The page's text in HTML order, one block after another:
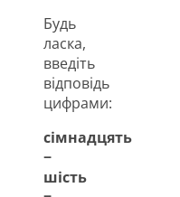
Будь
ласка,
введіть
відповідь
цифрами:
сімнадцять
−
шість